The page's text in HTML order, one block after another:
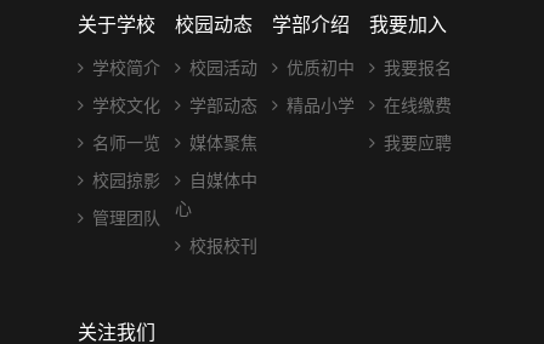
关于学校
学校简介
学校文化
名师一览
校园掠影
管理团队
校园动态
校园活动
学部动态
媒体聚焦
自媒体中
心
校报校刊
学部介绍
优质初中
精品小学
我要加入
我要报名
在线缴费
我要应聘
关注我们